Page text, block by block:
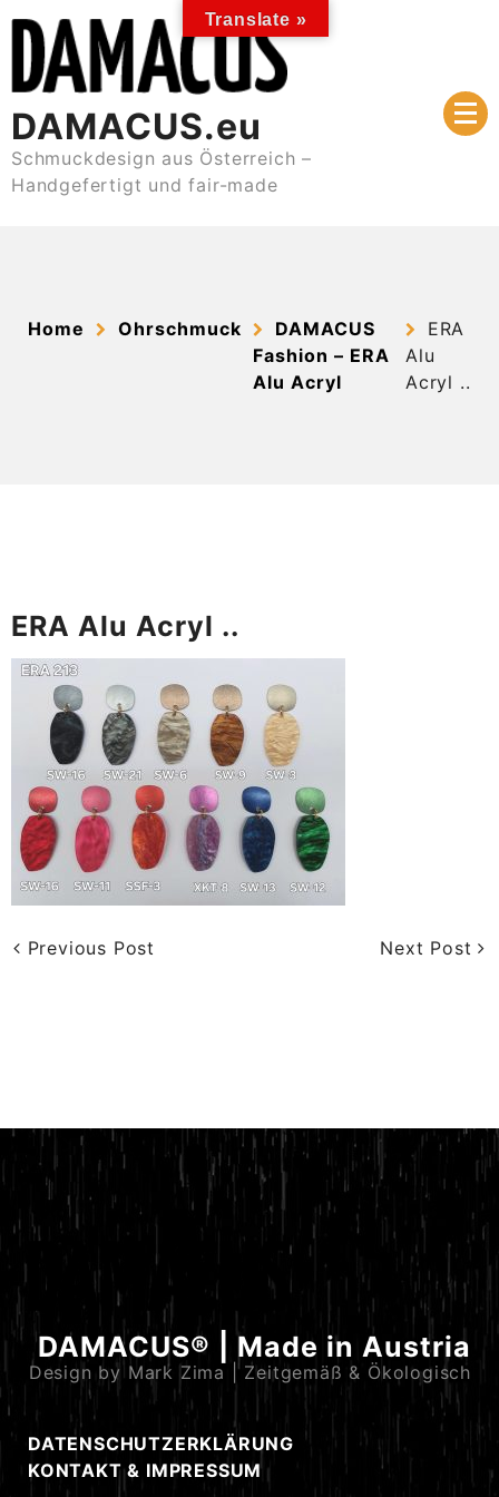
content
DAMACUS.eu
Schmuckdesign aus Österreich –
Handgefertigt und fair-made
Home Ohrschmuck
DAMACUS
Fashion – ERA
Alu Acryl
ERA
Alu
Acryl ..
ERA Alu Acryl ..
Previous Post Next Post
DAMACUS® | Made in Austria
Design by Mark Zima | Zeitgemäß & Ökologisch
DATENSCHUTZERKLÄRUNG
KONTAKT & IMPRESSUM
Translate »